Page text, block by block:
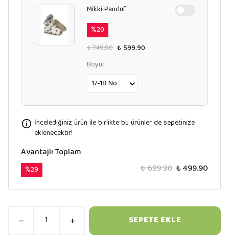
Mikki Panduf
%20
₺ 749.90 ₺ 599.90
Boyut
İncelediğiniz ürün ile birlikte bu ürünler de sepetinize
eklenecektir!
Avantajlı Toplam
%29 ₺ 699.90 ₺ 499.90
SEPETE EKLE